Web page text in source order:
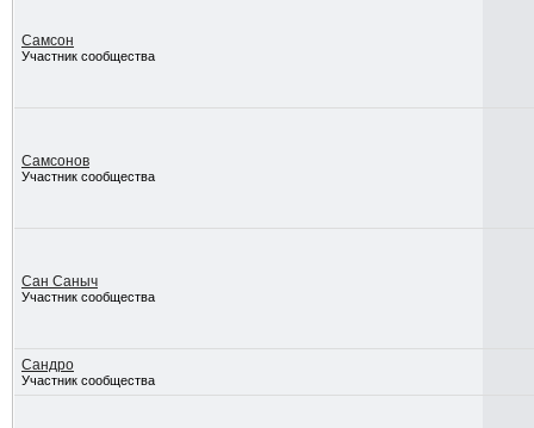
Самсон
Участник сообщества
Самсонов
Участник сообщества
Сан Саныч
Участник сообщества
Сандро
Участник сообщества